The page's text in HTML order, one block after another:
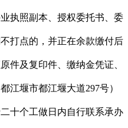
执照副本、授权委托书、委
打点的，并正在余款缴付后
件及复印件、缴纳金凭证、
江堰市都江堰大道297号）
十个工做日内自行联系承办